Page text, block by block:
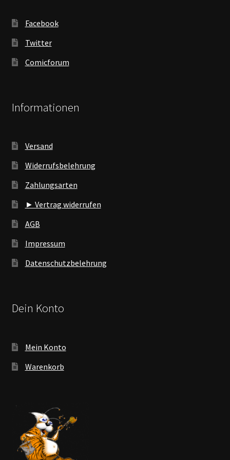
Facebook
Twitter
Comicforum
Informationen
Versand
Widerrufsbelehrung
Zahlungsarten
► Vertrag widerrufen
AGB
Impressum
Datenschutzbelehrung
Dein Konto
Mein Konto
Warenkorb